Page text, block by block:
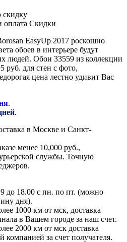
скидку
оплата Скидки
EasyUp 2017 роскошно
обоев в интерьере будут
людей. Обои 33559 из коллекции
руб. для стен с фото,
цена лестно удивит Вас
.
.
в Москве и Санкт-
менее 10,000 руб.,
службы. Точную
9 до 18.00 с пн. по пт. (можно
дня).
1000 км от мск, доставка
в Вашем городе за наш счет.
2000 км от мск доставка
за счет получателя.